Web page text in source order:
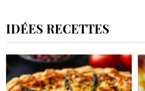
IDÉES RECETTES